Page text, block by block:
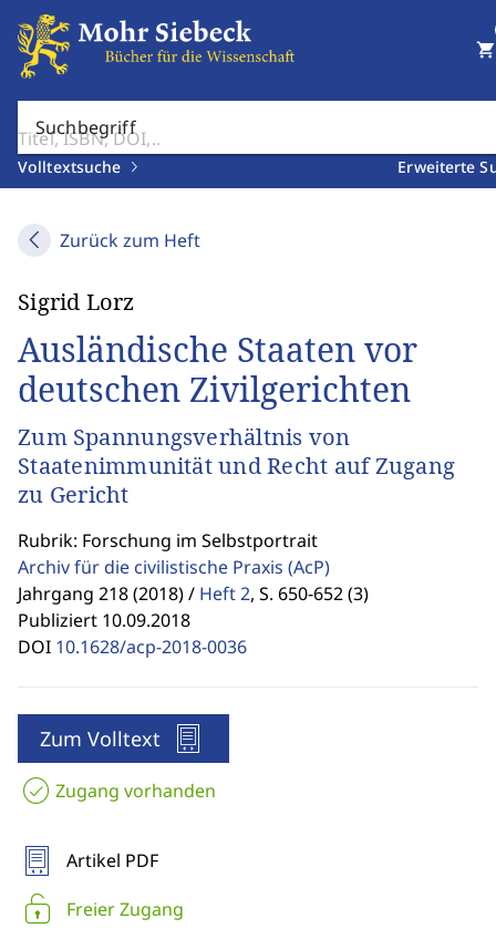
Suchbegriff
Volltextsuche Erweiterte
shopping_cart
Zurück zum Heft
Sigrid Lorz
Ausländische Staaten vor
deutschen Zivilgerichten
Zum Spannungsverhältnis von
Staatenimmunität und Recht auf Zugang
zu Gericht
Rubrik: Forschung im Selbstportrait
Archiv für die civilistische Praxis (AcP)
Jahrgang 218 (2018) / Heft 2, S. 650-652 (3)
Publiziert 10.09.2018
DOI 10.1628/acp-2018-0036
Zum Volltext
Zugang vorhanden
Artikel PDF
Freier Zugang